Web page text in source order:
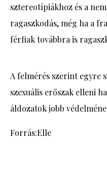
sztereotípiákhoz és a
ragaszkodás, még ha a
férfiak továbbra is
A felmérés szerint egyre
szexuális erőszak elleni
áldozatok jobb
Forrás:Elle